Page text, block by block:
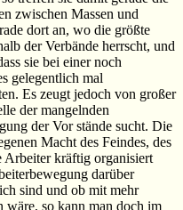
zwischen Massen und
dort an, wo die größte
der Verbände herrscht, und
sie bei einer noch
gelegentlich mal
Es zeugt jedoch von großer
der mangelnden
der Vor stände sucht. Die
Macht des Feindes, des
Arbeiter kräftig organisiert
darüber
sind und ob mit mehr
so kann man doch im